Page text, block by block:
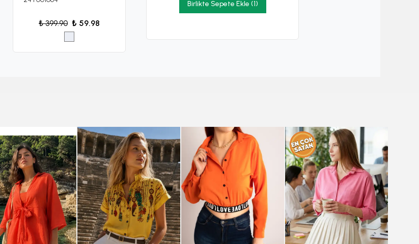
₺ 399.90 ₺ 59.98
Birlikte Sepete Ekle (1)